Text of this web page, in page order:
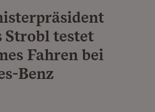
Strobl testet
Fahren bei
Benz